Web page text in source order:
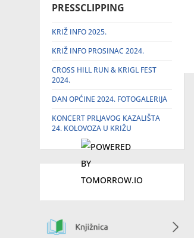
PRESSCLIPPING
KRIŽ INFO 2025.
KRIŽ INFO PROSINAC 2024.
CROSS HILL RUN & KRIGL FEST
2024.
DAN OPĆINE 2024. FOTOGALERIJA
KONCERT PRLJAVOG KAZALIŠTA
24. KOLOVOZA U KRIŽU